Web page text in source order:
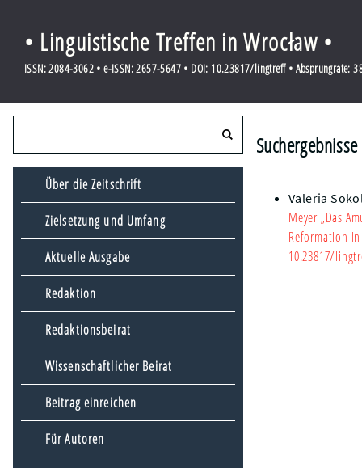
• Linguistische Treffen in Wrocław •
ISSN: 2084-3062 • e-ISSN: 2657-5647 • DOI: 10.23817/lingtreff • Absprungrate:
Über die Zeitschrift
Zielsetzung und Umfang
Aktuelle Ausgabe
Redaktion
Redaktionsbeirat
Wissenschaftlicher Beirat
Beitrag einreichen
Für Autoren
Valeria
Meyer „Das
Reformation
10.23817/